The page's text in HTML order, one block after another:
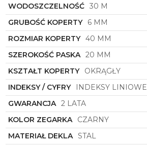
WODOSZCZELNOŚĆ 30 M
GRUBOŚĆ KOPERTY 6 MM
ROZMIAR KOPERTY 40 MM
SZEROKOŚĆ PASKA 20 MM
KSZTAŁT KOPERTY OKRĄGŁY
INDEKSY / CYFRY
INDEKSY LINIOWE
GWARANCJA 2 LATA
KOLOR ZEGARKA CZARNY
MATERIAŁ DEKLA STAL